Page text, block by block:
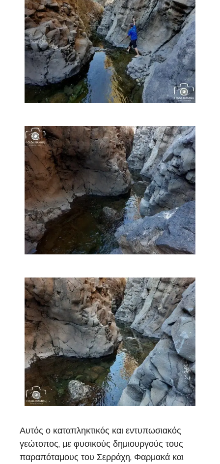
Αυτός ο καταπληκτικός και εντυπωσιακός
γεώτοπος, με φυσικούς δημιουργούς τους
παραπόταμους του Σερράχη, Φαρμακά και